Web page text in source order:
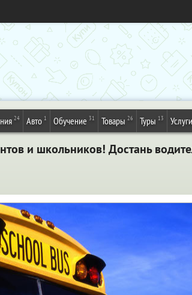
24 Авто 1 Обучение 31 Товары 26 Туры 13 Услуги
и школьников! Достань